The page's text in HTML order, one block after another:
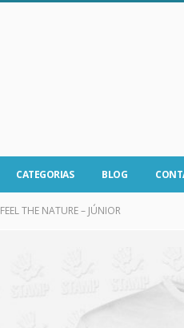
CATEGORIAS BLOG
FEEL THE NATURE – JÚNIOR